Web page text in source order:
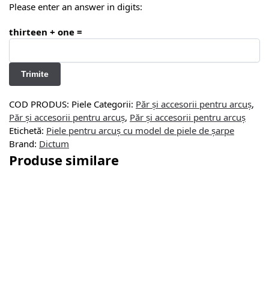
Please enter an answer in digits:
thirteen + one =
COD PRODUS: Piele Categorii: Păr și accesorii pentru arcuș,
Păr și accesorii pentru arcuș, Păr și accesorii pentru arcuș
Etichetă: Piele pentru arcuș cu model de piele de șarpe
Brand: Dictum
Produse similare